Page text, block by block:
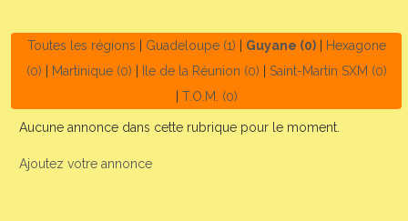
Toutes les régions Guadeloupe (1) Guyane (0)|
Hexagone
(0)
Martinique (0) Ile de la Réunion (0)
Saint-Martin SXM (0)
T.O.M. (0)
Aucune annonce dans cette rubrique pour le moment.
Ajoutez votre annonce